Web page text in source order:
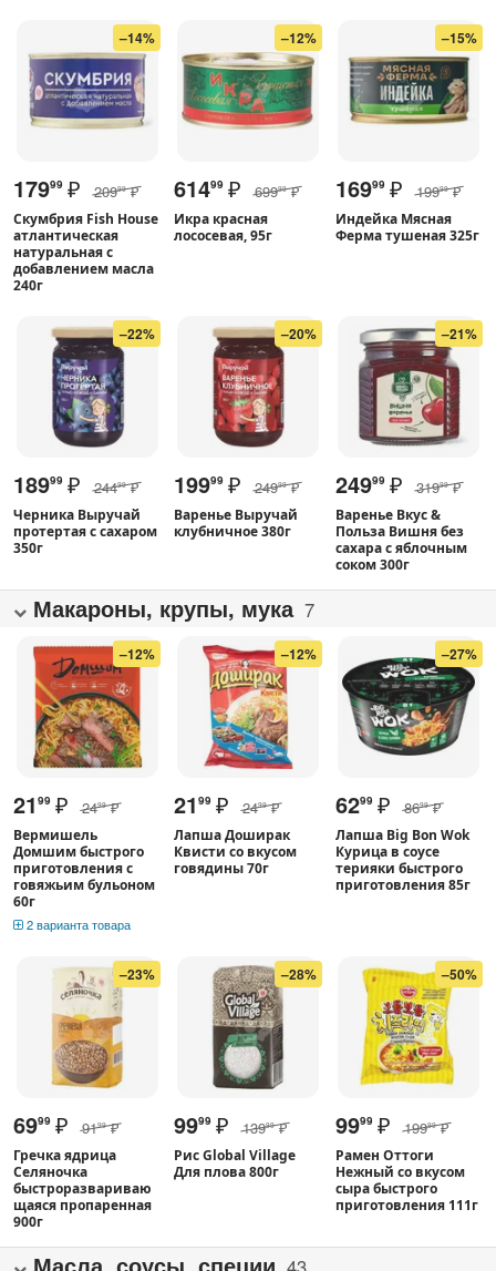
–14%
17999 ₽ 20999 ₽
Скумбрия Fish House
атлантическая
натуральная с
добавлением масла
240г
–12%
61499 ₽ 69999 ₽
Икра красная
лососевая, 95г
–15%
16999 ₽ 19999 ₽
Индейка Мясная
Ферма тушеная 325г
–22%
18999 ₽ 24499 ₽
Черника Выручай
протертая с сахаром
350г
–20%
19999 ₽ 24999 ₽
Варенье Выручай
клубничное 380г
–21%
24999 ₽ 31999 ₽
Варенье Вкус &
Польза Вишня без
сахара с яблочным
соком 300г
Макароны, крупы, мука 7
–12%
21 99 ₽ 2499 ₽
Вермишель
Домшим быстрого
приготовления с
говяжьим бульоном
60г
2 варианта товара
–12%
2199 ₽ 2499 ₽
Лапша Доширак
Квисти со вкусом
говядины 70г
–27%
6299 ₽ 8699 ₽
Лапша Big Bon Wok
Курица в соусе
терияки быстрого
приготовления 85г
–23%
6999 ₽ 9199 ₽
Гречка ядрица
Селяночка
быстроразвариваю
щаяся пропаренная
900г
–28%
9999 ₽ 13999 ₽
Рис Global Village
Для плова 800г
–50%
9999 ₽ 19999 ₽
Рамен Оттоги
Нежный со вкусом
сыра быстрого
приготовления 111г